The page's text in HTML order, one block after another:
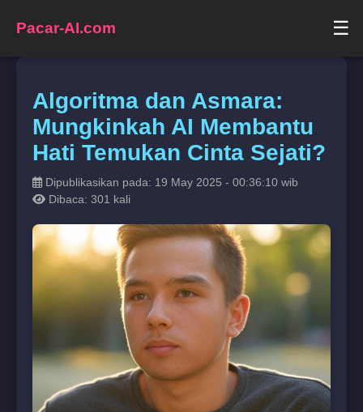
Pacar-AI.com ☰
Algoritma dan Asmara:
Mungkinkah AI Membantu
Hati Temukan Cinta Sejati?
Dipublikasikan pada: 19 May 2025 - 00:36:10 wib
Dibaca: 301 kali